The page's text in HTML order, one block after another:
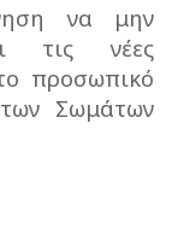
να μην
τις νέες
προσωπικό
Σωμάτων